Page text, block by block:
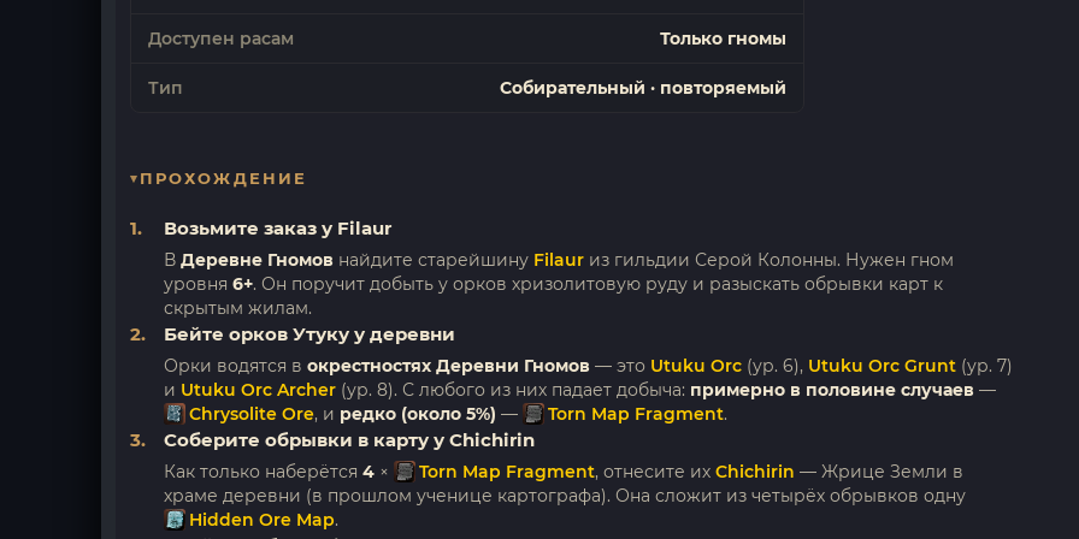
Доступен расам Только гномы
Тип Собирательный · повторяемый
ПРОХОЖДЕНИЕ
Возьмите заказ у Filaur
В Деревне Гномов найдите старейшину Filaur из гильдии Серой Колонны. Нужен гном
уровня 6+. Он поручит добыть у орков хризолитовую руду и разыскать обрывки карт к
скрытым жилам.
Бейте орков Утуку у деревни
Орки водятся в окрестностях Деревни Гномов — это Utuku Orc (ур. 6), Utuku Orc Grunt (ур. 7)
и Utuku Orc Archer (ур. 8). С любого из них падает добыча: примерно в половине случаев —
Chrysolite Ore, и редко (около 5%) — Torn Map Fragment.
Соберите обрывки в карту у Chichirin
Как только наберётся 4 × Torn Map Fragment, отнесите их Chichirin — Жрице Земли в
храме деревни (в прошлом ученице картографа). Она сложит из четырёх обрывков одну
Hidden Ore Map.